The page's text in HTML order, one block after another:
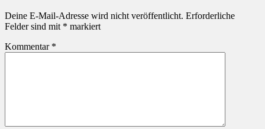
Deine E-Mail-Adresse wird nicht veröffentlicht. Erforderliche
Felder sind mit * markiert
Kommentar *